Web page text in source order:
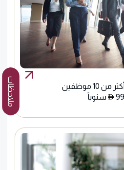
برامج مناسبة لمجموعة أكثر من 10 موظفين
سنوياً ملاحظات